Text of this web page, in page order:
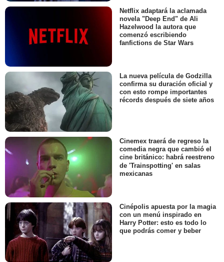
Netflix adaptará la aclamada
novela "Deep End" de Ali
Hazelwood la autora que
comenzó escribiendo
fanfictions de Star Wars
La nueva película de Godzilla
confirma su duración oficial y
con esto rompe importantes
récords después de siete años
Cinemex traerá de regreso la
comedia negra que cambió el
cine británico: habrá reestreno
de 'Trainspotting' en salas
mexicanas
Cinépolis apuesta por la magia
con un menú inspirado en
Harry Potter: esto es todo lo
que podrás comer y beber